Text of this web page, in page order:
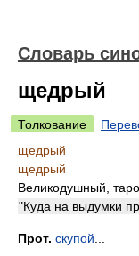
Словарь
щедрый
Толкование
щедрый
щедрый
Великодушный,
"Куда на выдумки
Прот. скупой